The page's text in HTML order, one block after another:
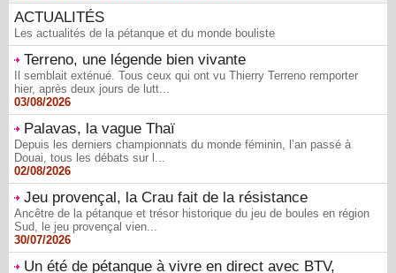
ACTUALITÉS
Les actualités de la pétanque et du monde bouliste
Terreno, une légende bien vivante
Il semblait exténué. Tous ceux qui ont vu Thierry Terreno remporter
hier, après deux jours de lutt...
03/08/2026
Palavas, la vague Thaï
Depuis les derniers championnats du monde féminin, l’an passé à
Douai, tous les débats sur l...
02/08/2026
Jeu provençal, la Crau fait de la résistance
Ancêtre de la pétanque et trésor historique du jeu de boules en région
Sud, le jeu provençal vien...
30/07/2026
Un été de pétanque à vivre en direct avec BTV,